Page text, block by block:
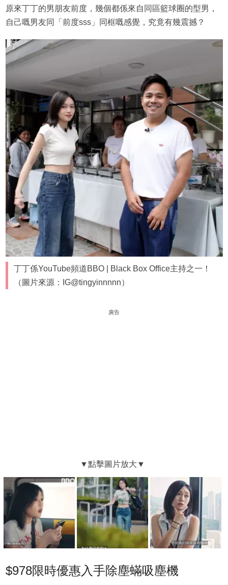
原來丁丁的男朋友前度，幾個都係來自同區籃球圈的型男，
自己嘅男友同「前度sss」同框嘅感覺，究竟有幾震撼？
丁丁係YouTube頻道BBO | Black Box Office主持之一！
（圖片來源：IG@tingyinnnnn）
廣告
$978限時優惠入手除塵蟎吸塵機